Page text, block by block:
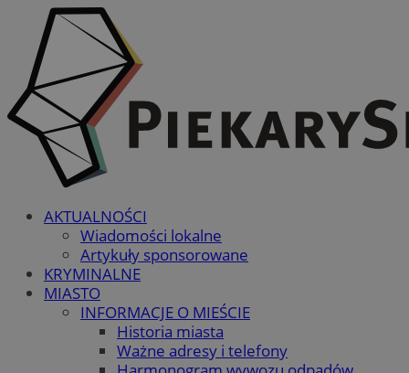
AKTUALNOŚCI
Wiadomości lokalne
Artykuły sponsorowane
KRYMINALNE
MIASTO
INFORMACJE O MIEŚCIE
Historia miasta
Ważne adresy i telefony